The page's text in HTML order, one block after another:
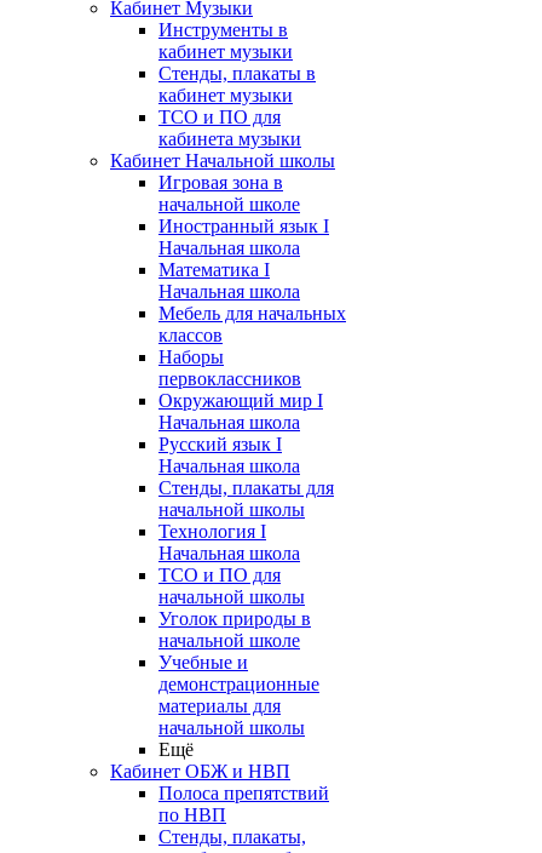
Кабинет Музыки
Инструменты в
кабинет музыки
Стенды, плакаты в
кабинет музыки
ТСО и ПО для
кабинета музыки
Кабинет Начальной школы
Игровая зона в
начальной школе
Иностранный язык I
Начальная школа
Математика I
Начальная школа
Мебель для начальных
классов
Наборы
первоклассников
Окружающий мир I
Начальная школа
Русский язык I
Начальная школа
Стенды, плакаты для
начальной школы
Технология I
Начальная школа
ТСО и ПО для
начальной школы
Уголок природы в
начальной школе
Учебные и
демонстрационные
материалы для
начальной школы
Ещё
Кабинет ОБЖ и НВП
Полоса препятствий
по НВП
Стенды, плакаты,